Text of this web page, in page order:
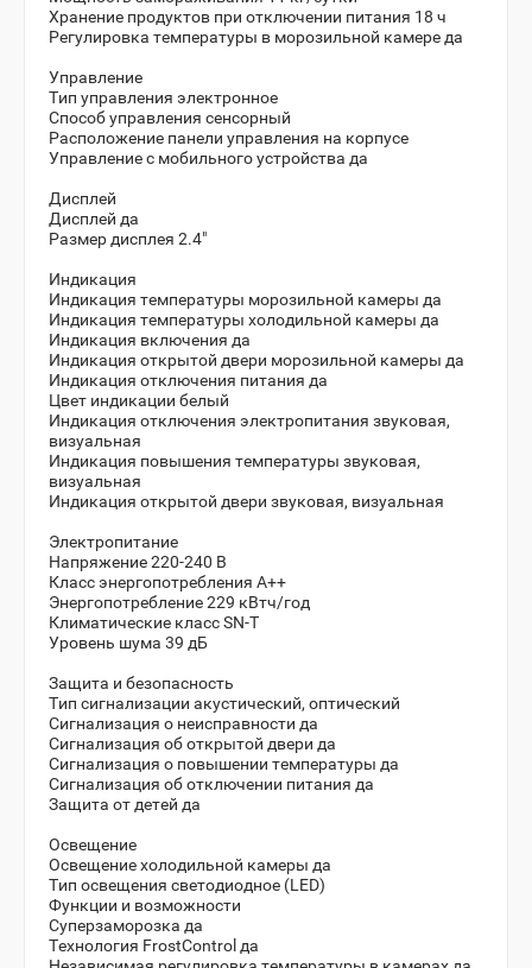
Хранение продуктов при отключении питания 18 ч
Регулировка температуры в морозильной камере да
Управление
Тип управления электронное
Способ управления сенсорный
Расположение панели управления на корпусе
Управление c мобильного устройства да
Дисплей
Дисплей да
Размер дисплея 2.4"
Индикация
Индикация температуры морозильной камеры да
Индикация температуры холодильной камеры да
Индикация включения да
Индикация открытой двери морозильной камеры да
Индикация отключения питания да
Цвет индикации белый
Индикация отключения электропитания звуковая,
визуальная
Индикация повышения температуры звуковая,
визуальная
Индикация открытой двери звуковая, визуальная
Электропитание
Напряжение 220-240 B
Класс энергопотребления A++
Энергопотребление 229 кВтч/год
Климатические класс SN-T
Уровень шума 39 дБ
Защита и безопасность
Тип сигнализации акустический, оптический
Сигнализация о неисправности да
Сигнализация об открытой двери да
Сигнализация о повышении температуры да
Сигнализация об отключении питания да
Защита от детей да
Освещение
Освещение холодильной камеры да
Тип освещения светодиодное (LED)
Функции и возможности
Суперзаморозка да
Технология FrostControl да